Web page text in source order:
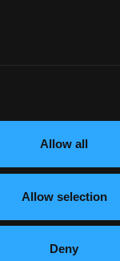
Allow all
Allow selection
Deny